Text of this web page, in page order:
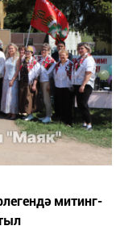
митинг-